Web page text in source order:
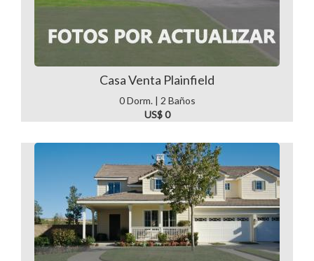
Casa Venta Plainfield
0 Dorm. | 2 Baños
US$ 0